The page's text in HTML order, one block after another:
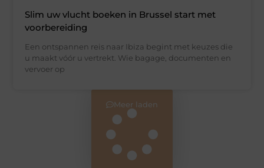
Slim uw vlucht boeken in Brussel start met
voorbereiding
Een ontspannen reis naar Ibiza begint met keuzes die
u maakt vóór u vertrekt. Wie bagage, documenten en
vervoer op
Meer laden